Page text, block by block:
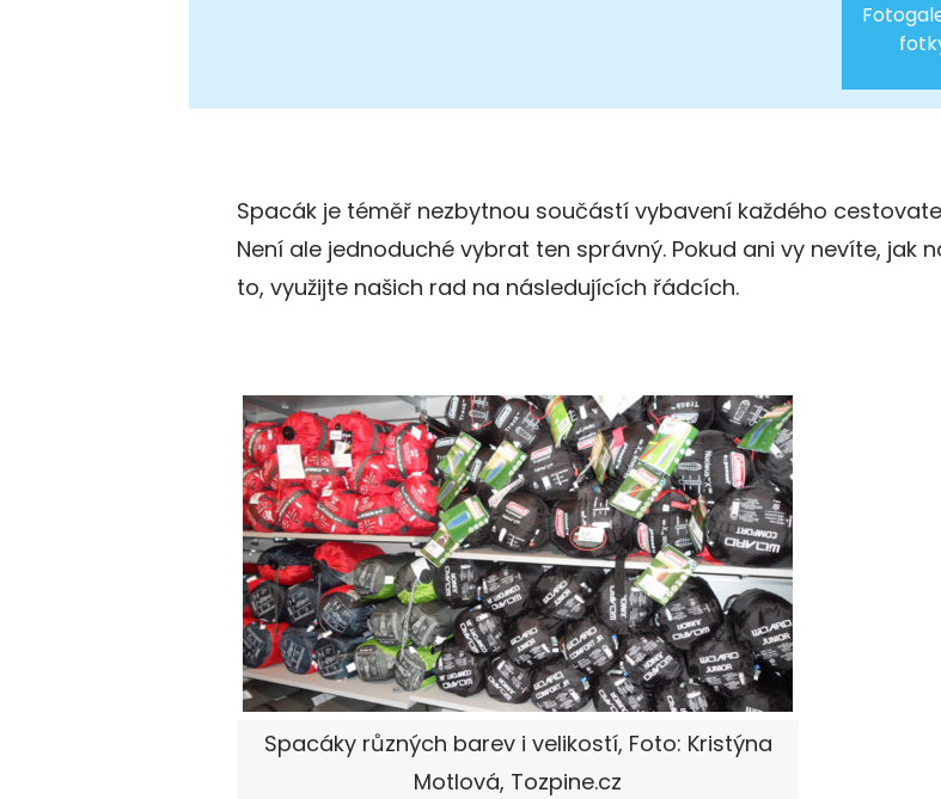
Spacák je téměř nezbytnou součástí vybavení každého
Není ale jednoduché vybrat ten správný. Pokud ani vy nevíte, jak
to, využijte našich rad na následujících řádcích.
Spacáky různých barev i velikostí, Foto: Kristýna
Motlová, Tozpine.cz